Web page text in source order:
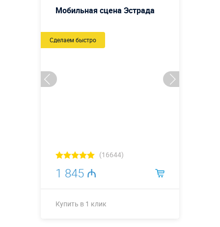
Мобильная сцена Эстрада
Сделаем быстро
(16644)
1 845 ₼
Купить в 1 клик